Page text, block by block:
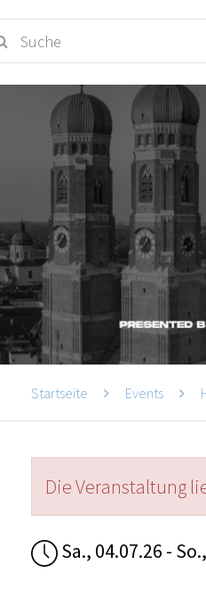
Startseite Events
Die Veranstaltung
Sa., 04.07.26 -